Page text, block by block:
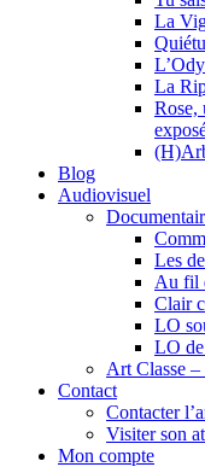
La
La
Rose,
Blog
Audiovisuel
Les
Au fil
Clair
LO
LO
Art Classe
Contact
Contacter
Visiter son
Mon compte